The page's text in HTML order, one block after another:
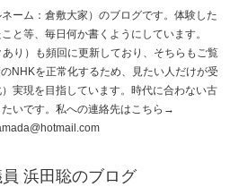
ーム：倉敷大家）のブログです。体験した
と等、毎日何か書くようにしています。
り）も頻回に更新しており、そちらもご覧
NHKを正常化するため、見たい人だけが受
実現を目指しています。時代に合わない古
たいです。私への連絡先はこちら→
浜田聡のブログ